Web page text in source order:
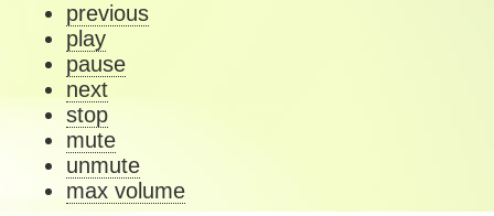
previous
play
pause
next
stop
mute
unmute
max volume